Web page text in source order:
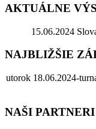
AKTUÁLNE
15.06.2024
NAJBLIŽŠIE
utorok 18.06.2024-
NAŠI PARTNERI